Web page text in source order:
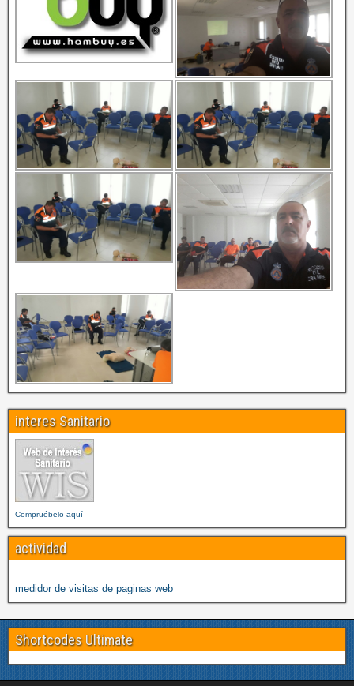
interes Sanitario
Compruébelo aquí
actividad
medidor de visitas de paginas web
Shortcodes Ultimate